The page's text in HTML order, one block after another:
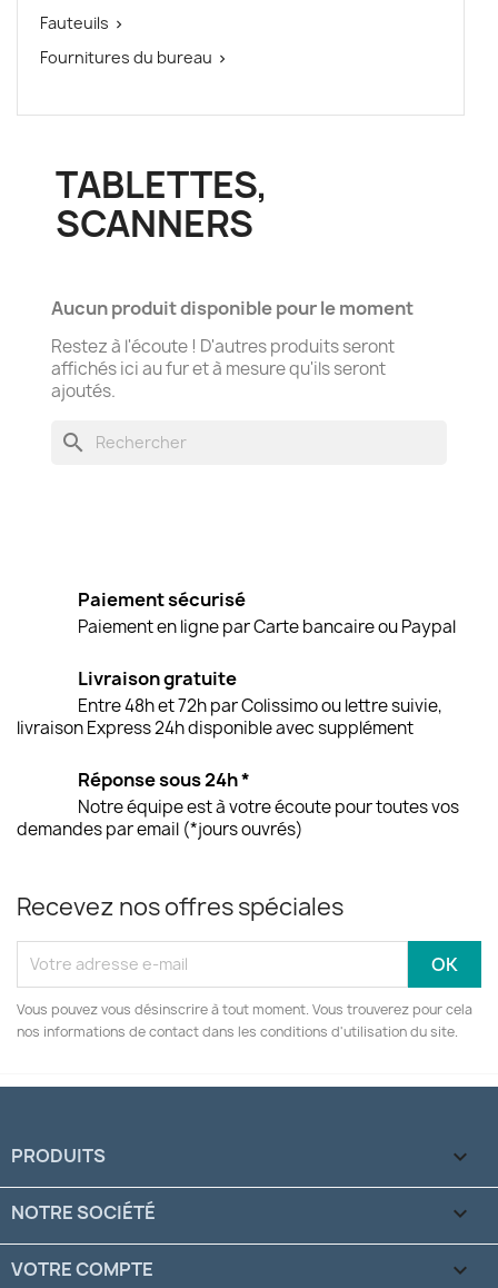
Fauteuils 
Fournitures du bureau 
TABLETTES,
SCANNERS
Aucun produit disponible pour le moment
Restez à l'écoute ! D'autres produits seront
affichés ici au fur et à mesure qu'ils seront
ajoutés.
search
Paiement sécurisé
Paiement en ligne par Carte bancaire ou Paypal
Livraison gratuite
Entre 48h et 72h par Colissimo ou lettre suivie,
livraison Express 24h disponible avec supplément
Réponse sous 24h *
Notre équipe est à votre écoute pour toutes vos
demandes par email (*jours ouvrés)
Recevez nos offres spéciales
Vous pouvez vous désinscrire à tout moment. Vous trouverez pour cela
nos informations de contact dans les conditions d'utilisation du site.
PRODUITS 
NOTRE SOCIÉTÉ 
VOTRE COMPTE 